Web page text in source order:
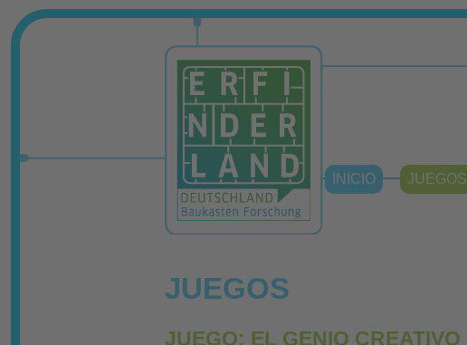
INICIO JUEGOS
JUEGOS
JUEGO: EL GENIO CREATIVO